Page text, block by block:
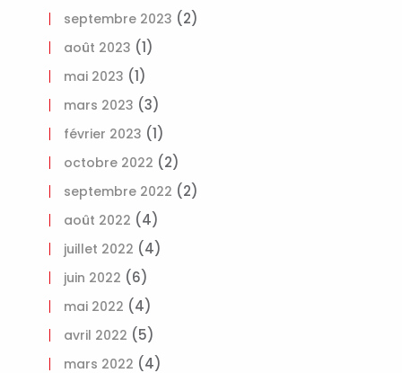
septembre 2023 (2)
août 2023 (1)
mai 2023 (1)
mars 2023 (3)
février 2023 (1)
octobre 2022 (2)
septembre 2022 (2)
août 2022 (4)
juillet 2022 (4)
juin 2022 (6)
mai 2022 (4)
avril 2022 (5)
mars 2022 (4)